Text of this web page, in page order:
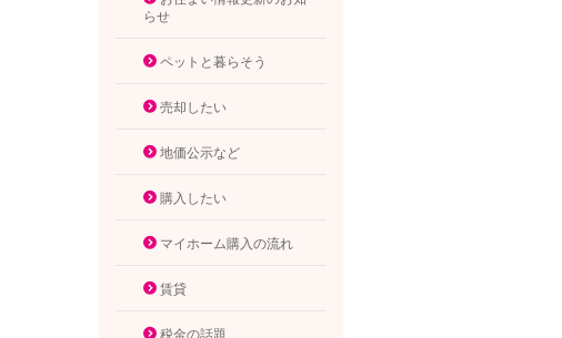
らせ
ペットと暮らそう
売却したい
地価公示など
購入したい
マイホーム購入の流れ
賃貸